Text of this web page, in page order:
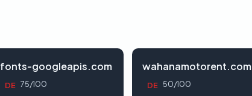
fonts-googleapis.com
DE 75/100
wahanamotorent.com
DE 50/100